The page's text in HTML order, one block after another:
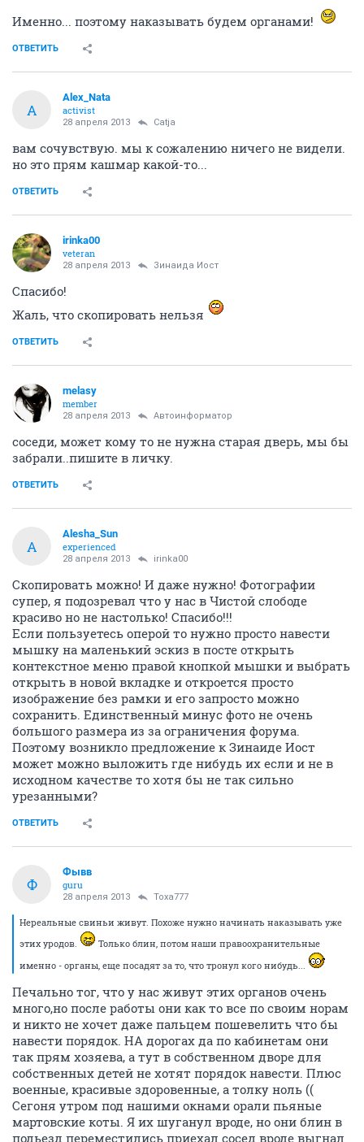
Именно... поэтому наказывать будем органами!
ОТВЕТИТЬ
A
Alex_Nata
activist
28 апреля 2013 Catja
вам сочувствую. мы к сожалению ничего не видели.
но это прям кашмар какой-то...
ОТВЕТИТЬ
irinka00
veteran
28 апреля 2013 Зинаида Иост
Спасибо!
Жаль, что скопировать нельзя
ОТВЕТИТЬ
melasy
member
28 апреля 2013 Автоинформатор
соседи, может кому то не нужна старая дверь, мы бы
забрали..пишите в личку.
ОТВЕТИТЬ
A
Alesha_Sun
experienced
28 апреля 2013 irinka00
Скопировать можно! И даже нужно! Фотографии
супер, я подозревал что у нас в Чистой слободе
красиво но не настолько! Спасибо!!!
Если пользуетесь оперой то нужно просто навести
мышку на маленький эскиз в посте открыть
контекстное меню правой кнопкой мышки и выбрать
открыть в новой вкладке и откроется просто
изображение без рамки и его запросто можно
сохранить. Единственный минус фото не очень
большого размера из за ограничения форума.
Поэтому возникло предложение к Зинаиде Иост
может можно выложить где нибудь их если и не в
исходном качестве то хотя бы не так сильно
урезанными?
ОТВЕТИТЬ
Ф
Фывв
guru
28 апреля 2013 Toxa777
Нереальные свиньи живут. Похоже нужно начинать наказывать уже
этих уродов.
Только блин, потом наши правоохранительные
именно - органы, еще посадят за то, что тронул кого нибудь...
Печально тог, что у нас живут этих органов очень
много,но после работы они как то все по своим норам
и никто не хочет даже пальцем пошевелить что бы
навести порядок. НА дорогах да по кабинетам они
так прям хозяева, а тут в собственном дворе для
собственных детей не хотят порядок навести. Плюс
военные, красивые здоровенные, а толку ноль ((
Сегоня утром под нашими окнами орали пьяные
мартовские коты. Я их шуганул вроде, но они блин в
подьезд переместились приехал сосед вроде выгнал